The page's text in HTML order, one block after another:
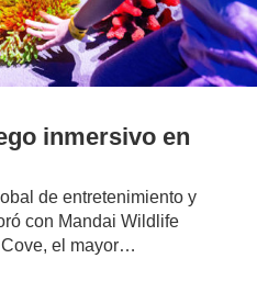
inmersivo en
de entretenimiento y
con Mandai Wildlife
el mayor…